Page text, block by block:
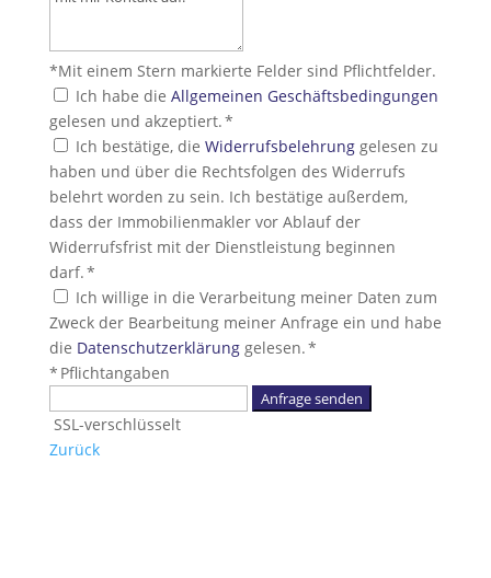
*Mit einem Stern markierte Felder sind Pflichtfelder.
Ich habe die Allgemeinen Geschäftsbedingungen
gelesen und akzeptiert. *
Ich bestätige, die Widerrufsbelehrunggelesen zu
haben und über die Rechtsfolgen des Widerrufs
belehrt worden zu sein. Ich bestätige außerdem,
dass der Immobilienmakler vor Ablauf der
Widerrufsfrist mit der Dienstleistung beginnen
darf. *
Ich willige in die Verarbeitung meiner Daten zum
Zweck der Bearbeitung meiner Anfrage ein und habe
die Datenschutzerklärunggelesen. *
* Pflichtangaben
Anfrage senden
SSL-verschlüsselt
Zurück